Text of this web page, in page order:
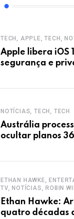
TECH, APPLE, TECH,
Apple libera iOS
segurança e
NOTÍCIAS, TECH, TECH
Austrália
ocultar planos
ETHAN HAWKE,
TV, NOTÍCIAS, ROBIN
Ethan Hawke:
quatro décadas